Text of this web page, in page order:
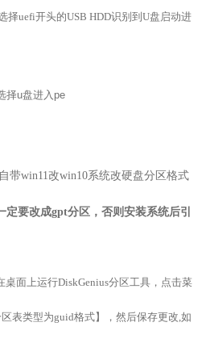
择uefi开头的USB HDD识别到U盘启动进
带win11改win10系统改硬盘分区格式
要改成gpt分区，否则安装系统后引
桌面上运行DiskGenius分区工具，点击菜
表类型为guid格式】，然后保存更改,如